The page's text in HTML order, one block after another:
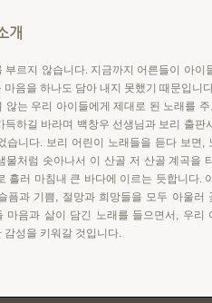
상자
저씨네 노래창고
래상자
착하게 서 있는 우리 집
개
부르지 않습니다. 지금까지 어른들이 아이
마음을 하나도 담아 내지 못했기 때문입니
않는 우리 아이들에게 제대로 된 노래를
득하길 바라며 백창우 선생님과 보리 출판
습니다. 보리 어린이 노래들을 듣다 보면,
물처럼 솟아나서 이 산골 저 산골 계곡을
흘러 마침내 큰 바다에 이르는 듯합니다.
픔과 기쁨, 절망과 희망들을 모두 아울러
마음과 삶이 담긴 노래를 들으면서, 우리
감성을 키워갈 것입니다.